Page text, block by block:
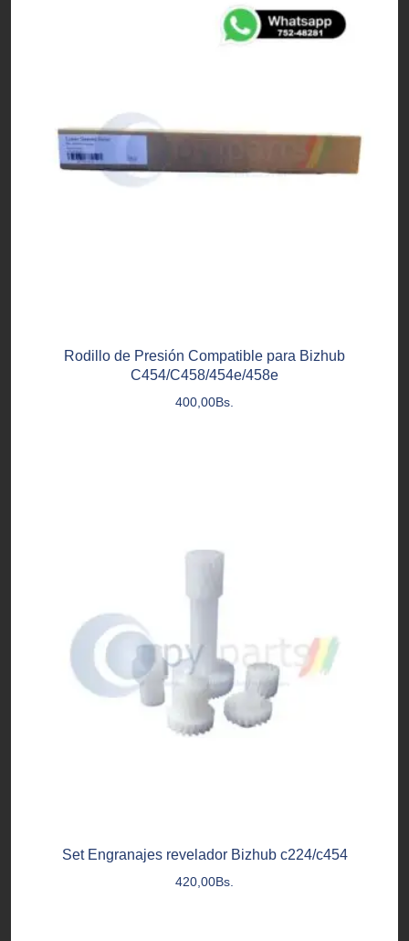
Rodillo de Presión Compatible para Bizhub
C454/C458/454e/458e
400,00Bs.
Set Engranajes revelador Bizhub c224/c454
420,00Bs.